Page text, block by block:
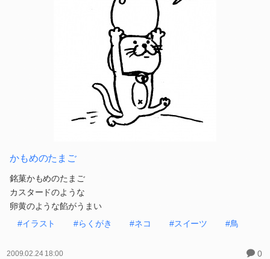
かもめのたまご
銘菓かもめのたまご
カスタードのような
卵黄のような餡がうまい
#イラスト
#らくがき #ネコ #スイーツ #鳥
2009.02.24 18:00 0